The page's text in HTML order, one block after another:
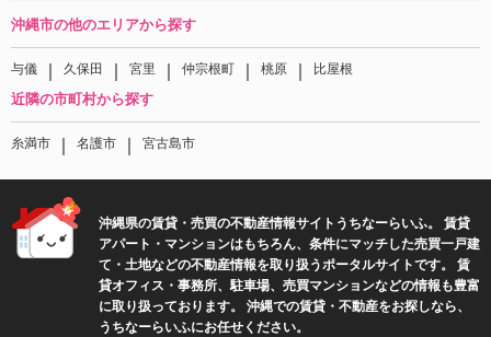
沖縄市の他のエリアから探す
与儀 ｜ 久保田 ｜ 宮里 ｜ 仲宗根町 ｜ 桃原 ｜ 比屋根
近隣の市町村から探す
糸満市 ｜ 名護市 ｜ 宮古島市
沖縄県の賃貸・売買の不動産情報サイトうちなーらいふ。 賃貸
アパート・マンションはもちろん、条件にマッチした売買一戸建
て・土地などの不動産情報を取り扱うポータルサイトです。 賃
貸オフィス・事務所、駐車場、売買マンションなどの情報も豊富
に取り扱っております。 沖縄での賃貸・不動産をお探しなら、
うちなーらいふにお任せください。